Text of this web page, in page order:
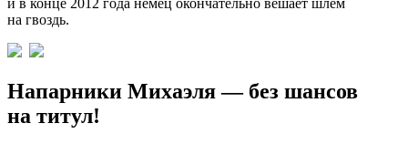
и в конце 2012 года немец окончательно вешает шлем
на гвоздь.
Напарники Михаэля — без шансов
на титул!